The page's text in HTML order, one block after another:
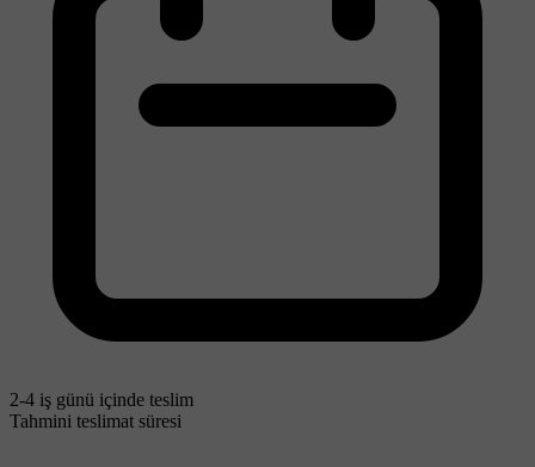
2-4 iş günü içinde teslim
Tahmini teslimat süresi